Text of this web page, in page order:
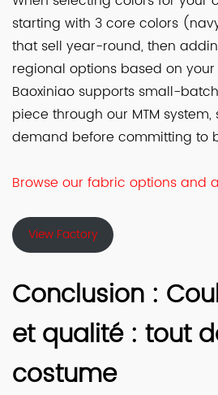
starting with 3 core colors
that sell year-round, then
regional options based on
Baoxiniao supports small-
piece through our MTM
demand before committing to
Browse our fabric options and
View Factory
Conclusion :
et qualité : tout
costume